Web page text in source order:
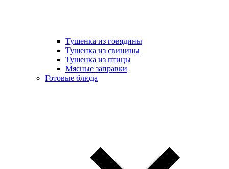
Тушенка из говядины
Тушенка из свинины
Тушенка из птицы
Мясные заправки
Готовые блюда